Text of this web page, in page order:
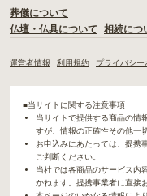
葬儀について
仏壇・仏具について
相続につ
運営者情報 利用規約 プライバシー
■当サイトに関する注意事項
当サイトで提供する商品の情
すが、情報の正確性その他一
お申込みにあたっては、提携
ご判断ください。
当社では各商品のサービス内
かねます。提携事業者に直接